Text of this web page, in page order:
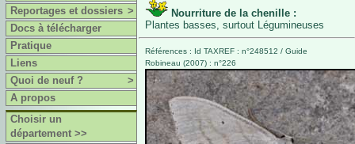
Reportages et dossiers >
Docs à télécharger
Pratique
Liens
Quoi de neuf ?
>
A propos
Choisir un
département >>
Nourriture de la chenille :
Plantes basses, surtout Légumineuses
Références : Id TAXREF : n°248512 / Guide
Robineau (2007) : n°226